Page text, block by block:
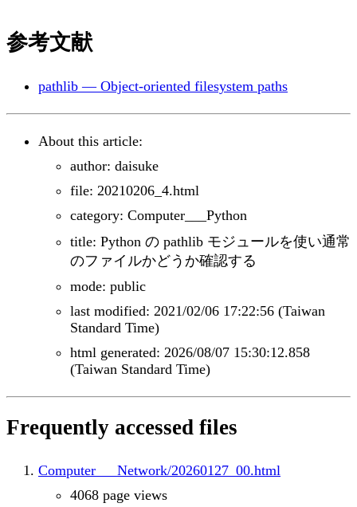
参考文献
pathlib — Object-oriented filesystem paths
About this article:
author: daisuke
file: 20210206_4.html
category: Computer___Python
title: Python の pathlib モジュールを使い通常
のファイルかどうか確認する
mode: public
last modified: 2021/02/06 17:22:56 (Taiwan
Standard Time)
html generated: 2026/08/07 15:30:12.858
(Taiwan Standard Time)
Frequently accessed files
Computer___Network/20260127_00.html
4068 page views